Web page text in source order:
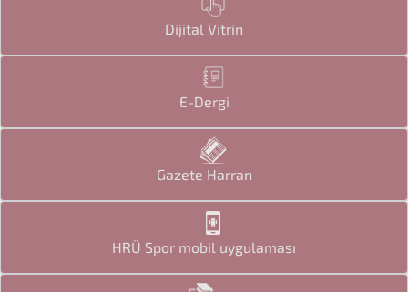
Dijital Vitrin
E-Dergi
Gazete Harran
HRÜ Spor mobil uygulaması